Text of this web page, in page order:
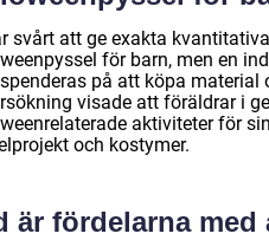
svårt att ge exakta
för barn, men en
på att köpa material
visade att föräldrar i
aktiviteter för
och kostymer.
är fördelarna